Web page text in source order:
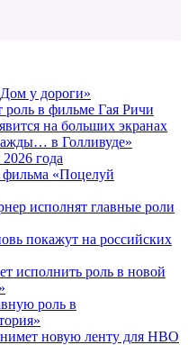
у дороги»
в фильме Гая Ричи
на больших экранах
в Голливуде»
года
фильма «Поцелуй
исполнят главные роли
покажут на российских
исполнить роль в новой
роль в
новую ленту для HBO